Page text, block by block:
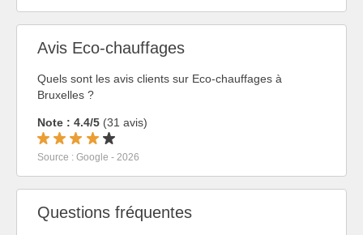
Avis Eco-chauffages
Quels sont les avis clients sur Eco-chauffages à
Bruxelles ?
Note : 4.4/5 (31 avis)
Source : Google - 2026
Questions fréquentes